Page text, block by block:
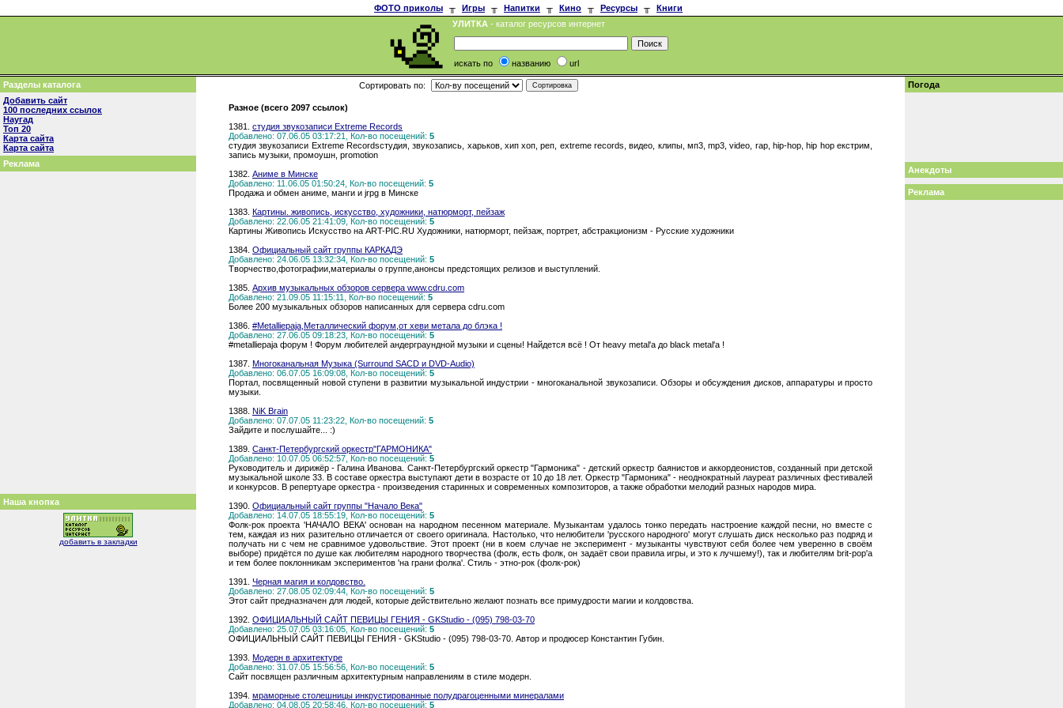
ФОТО приколы ╥ Игры ╥ Напитки ╥ Кино ╥ Ресурсы ╥
Книги
УЛИТКА - каталог ресурсов интернет
искать по названию url
Разделы каталога
Добавить сайт
100 последних ссылок
Наугад
Топ 20
Карта сайта
Карта сайта
Реклама
Наша кнопка
добавить в закладки
Сортировать по:
Разное (всего 2097 ссылок)
1381. студия звукозаписи Extreme Records
Добавлено: 07.06.05 03:17:21, Кол-во посещений: 5
студия звукозаписи Extreme Recordsстудия, звукозапись, харьков, хип хоп, реп, extreme records, видео, клипы, мп3, mp3, video, rap, hip-hop, hip hop екстрим,
запись музыки, промоушн, promotion
1382. Аниме в Минске
Добавлено: 11.06.05 01:50:24, Кол-во посещений: 5
Продажа и обмен аниме, манги и jrpg в Минске
1383. Картины. живопись, искусство, художники, натюрморт, пейзаж
Добавлено: 22.06.05 21:41:09, Кол-во посещений: 5
Картины Живопись Искусство на ART-PIC.RU Художники, натюрморт, пейзаж, портрет, абстракционизм - Русские художники
1384. Официальный сайт группы КАРКАДЭ
Добавлено: 24.06.05 13:32:34, Кол-во посещений: 5
Творчество,фотографии,материалы о группе,анонсы предстоящих релизов и выступлений.
1385. Архив музыкальных обзоров сервера www.cdru.com
Добавлено: 21.09.05 11:15:11, Кол-во посещений: 5
Более 200 музыкальных обзоров написанных для сервера cdru.com
1386. #Metalliepaja,Металлический форум,от хеви метала до блэка !
Добавлено: 27.06.05 09:18:23, Кол-во посещений: 5
#metalliepaja форум ! Форум любителей андерграундной музыки и сцены! Найдется всё ! От heavy metal'а до black metal'а !
1387. Многоканальная Музыка (Surround SACD и DVD-Audio)
Добавлено: 06.07.05 16:09:08, Кол-во посещений: 5
Портал, посвященный новой ступени в развитии музыкальной индустрии - многоканальной звукозаписи. Обзоры и обсуждения дисков, аппаратуры и просто
музыки.
1388. NiK Brain
Добавлено: 07.07.05 11:23:22, Кол-во посещений: 5
Зайдите и послушайте... :)
1389. Санкт-Петербургский оркестр"ГАРМОНИКА"
Добавлено: 10.07.05 06:52:57, Кол-во посещений: 5
Руководитель и дирижёр - Галина Иванова. Санкт-Петербургский оркестр "Гармоника" - детский оркестр баянистов и аккордеонистов, созданный при детской
музыкальной школе 33. В составе оркестра выступают дети в возрасте от 10 до 18 лет. Оркестр "Гармоника" - неоднократный лауреат различных фестивалей
и конкурсов. В репертуаре оркестра - произведения старинных и современных композиторов, а также обработки мелодий разных народов мира.
1390. Официальный сайт группы "Начало Века"
Добавлено: 14.07.05 18:55:19, Кол-во посещений: 5
Фолк-рок проекта 'НАЧАЛО ВЕКА' основан на народном песенном материале. Музыкантам удалось тонко передать настроение каждой песни, но вместе с
тем, каждая из них разительно отличается от своего оригинала. Настолько, что нелюбители 'русского народного' могут слушать диск несколько раз подряд и
получать ни с чем не сравнимое удовольствие. Этот проект (ни в коем случае не эксперимент - музыканты чувствуют себя более чем уверенно в своём
выборе) придётся по душе как любителям народного творчества (фолк, есть фолк, он задаёт свои правила игры, и это к лучшему!), так и любителям brit-pop'а
и тем более поклонникам экспериментов 'на грани фолка'. Стиль - этно-рок (фолк-рок)
1391. Черная магия и колдовство.
Добавлено: 27.08.05 02:09:44, Кол-во посещений: 5
Этот сайт предназначен для людей, которые действительно желают познать все примудрости магии и колдовства.
1392. ОФИЦИАЛЬНЫЙ САЙТ ПЕВИЦЫ ГЕНИЯ - GKStudio - (095) 798-03-70
Добавлено: 25.07.05 03:16:05, Кол-во посещений: 5
ОФИЦИАЛЬНЫЙ САЙТ ПЕВИЦЫ ГЕНИЯ - GKStudio - (095) 798-03-70. Автор и продюсер Константин Губин.
1393. Модерн в архитектуре
Добавлено: 31.07.05 15:56:56, Кол-во посещений: 5
Сайт посвящен различным архитектурным направлениям в стиле модерн.
1394. мраморные столешницы инкрустированные полудрагоценными минералами
Добавлено: 04.08.05 20:58:46, Кол-во посещений: 5
Погода
Анекдоты
Реклама